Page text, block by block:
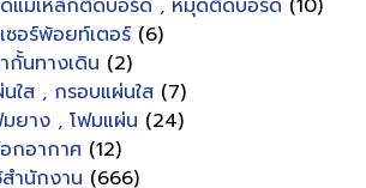
ดแม่เหล็กติดบอร์ด , หมุดติดบอร์ด (10)
ซอร์พ้อยท์เตอร์ (6)
กั้นทางเดิน (2)
นใส , กรอบแผ่นใส (7)
ยาง , โฟมแผ่น (24)
กอากาศ (12)
สำนักงาน (666)